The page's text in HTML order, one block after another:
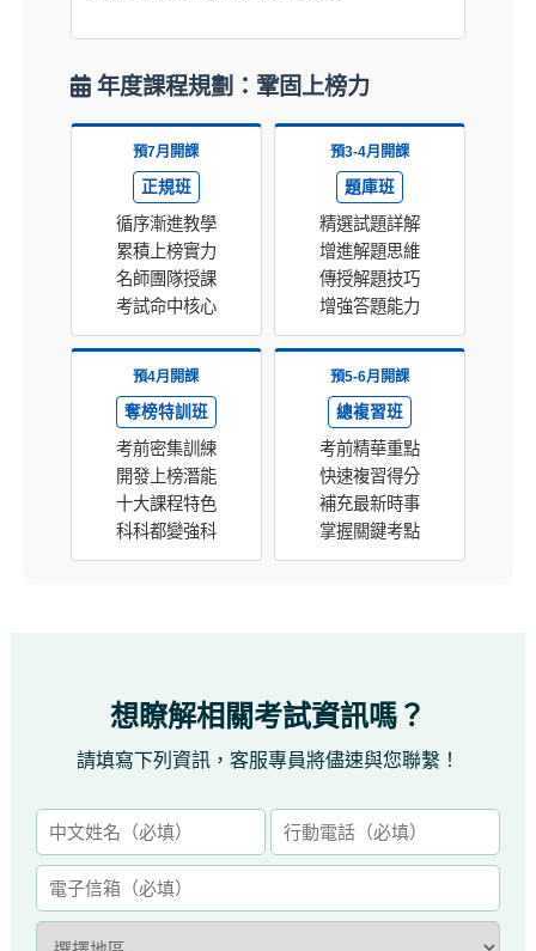
年度課程規劃：鞏固上榜力
預7月開課
正規班
循序漸進教學
累積上榜實力
名師團隊授課
考試命中核心
預3-4月開課
題庫班
精選試題詳解
增進解題思維
傳授解題技巧
增強答題能力
預4月開課
奪榜特訓班
考前密集訓練
開發上榜潛能
十大課程特色
科科都變強科
預5-6月開課
總複習班
考前精華重點
快速複習得分
補充最新時事
掌握關鍵考點
想瞭解相關考試資訊嗎？
請填寫下列資訊，客服專員將儘速與您聯繫！